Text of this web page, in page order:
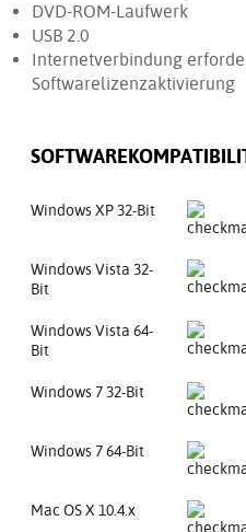
DVD-ROM-Laufwerk
USB 2.0
Internetverbindung
Softwarelizenzaktivierung
Windows XP 32-Bit
Windows Vista 32-
Bit
Windows Vista 64-
Bit
Windows 7 32-Bit
Windows 7 64-Bit
Mac OS X 10.4.x